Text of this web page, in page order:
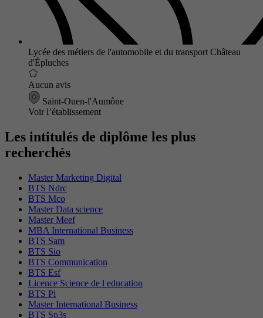
Lycée des métiers de l'automobile et du transport Château
d'Épluches
Aucun avis
Saint-Ouen-l'Aumône
Voir l’établissement
Les intitulés de diplôme les plus
recherchés
Master Marketing Digital
BTS Ndrc
BTS Mco
Master Data science
Master Meef
MBA International Business
BTS Sam
BTS Sio
BTS Communication
BTS Esf
Licence Science de l education
BTS Pi
Master International Business
BTS Sp3s